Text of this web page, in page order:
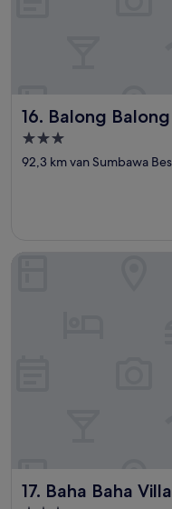
16. Balong
Balong Balong Surf
3.0-
sterrenaccommodatie
92,3 km van Sumbawa
17. Baha Baha
Baha Baha Villas